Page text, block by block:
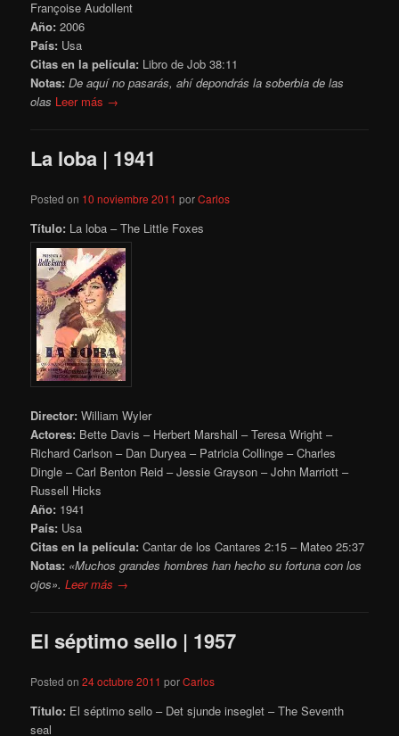
Françoise Audollent
Año: 2006
País: Usa
Citas en la película: Libro de Job 38:11
Notas:De aquí no pasarás, ahí depondrás la soberbia de las
olas Leer más →
La loba | 1941
Posted on 10 noviembre 2011 porCarlos
Título: La loba – The Little Foxes
Director: William Wyler
Actores: Bette Davis – Herbert Marshall – Teresa Wright –
Richard Carlson – Dan Duryea – Patricia Collinge – Charles
Dingle – Carl Benton Reid – Jessie Grayson – John Marriott –
Russell Hicks
Año: 1941
País: Usa
Citas en la película: Cantar de los Cantares 2:15 – Mateo 25:37
Notas: «Muchos grandes hombres han hecho su fortuna con los
ojos».Leer más →
El séptimo sello | 1957
Posted on24 octubre 2011 porCarlos
Título: El séptimo sello – Det sjunde inseglet – The Seventh
seal